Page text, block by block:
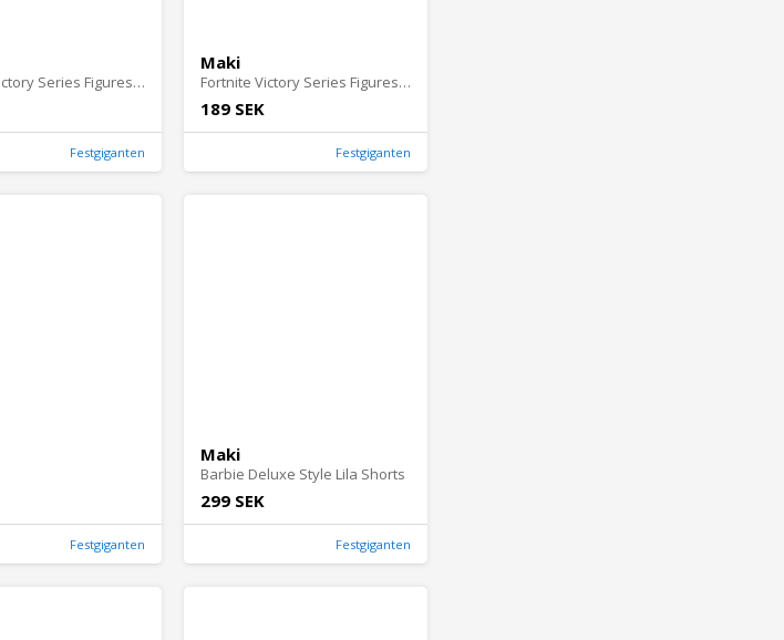
Fortnite Victory Series Figures Midas
Festgiganten
Maki
Fortnite Victory Series Figures Fishstick
189 SEK
Festgiganten
Festgiganten
Maki
Barbie Deluxe Style Lila Shorts
299 SEK
Festgiganten